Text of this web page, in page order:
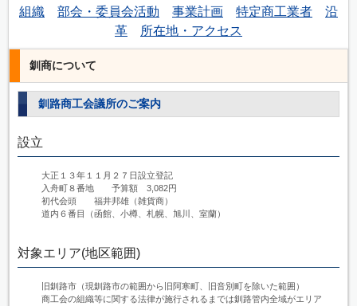
組織
部会・委員会活動 事業計画 特定商工業者
沿
革
所在地・アクセス
釧商について
釧路商工会議所のご案内
設立
大正１３年１１月２７日設立登記
入舟町８番地 予算額 3,082円
初代会頭 福井邦雄（雑貨商）
道内６番目（函館、小樽、札幌、旭川、室蘭）
対象エリア(地区範囲)
旧釧路市（現釧路市の範囲から旧阿寒町、旧音別町を除いた範囲）
商工会の組織等に関する法律が施行されるまでは釧路管内全域がエリア